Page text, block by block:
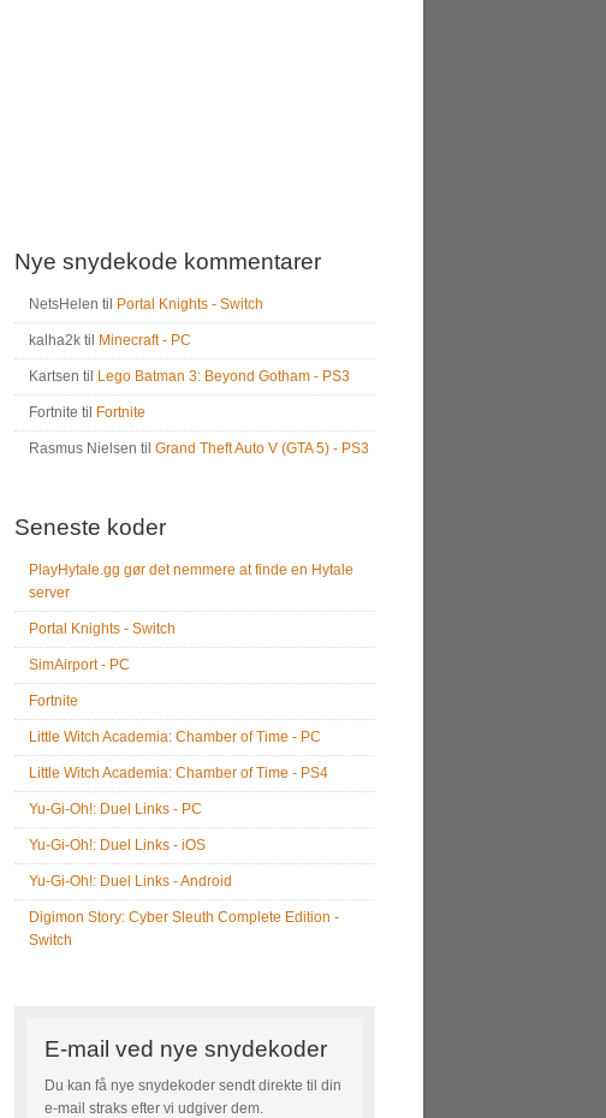
Nye snydekode kommentarer
NetsHelen til Portal Knights - Switch
kalha2k til Minecraft - PC
Kartsen til Lego Batman 3: Beyond Gotham - PS3
Fortnite til Fortnite
Rasmus Nielsen til Grand Theft Auto V (GTA 5) - PS3
Seneste koder
PlayHytale.gg gør det nemmere at finde en Hytale
server
Portal Knights - Switch
SimAirport - PC
Fortnite
Little Witch Academia: Chamber of Time - PC
Little Witch Academia: Chamber of Time - PS4
Yu-Gi-Oh!: Duel Links - PC
Yu-Gi-Oh!: Duel Links - iOS
Yu-Gi-Oh!: Duel Links - Android
Digimon Story: Cyber Sleuth Complete Edition -
Switch
E-mail ved nye snydekoder
Du kan få nye snydekoder sendt direkte til din
e-mail straks efter vi udgiver dem.